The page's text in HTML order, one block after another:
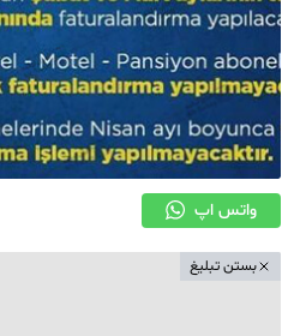
واتس اپ
بستن تبلیغ